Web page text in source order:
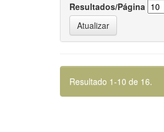
Resultados/Página
Resultado 1-10 de 16.